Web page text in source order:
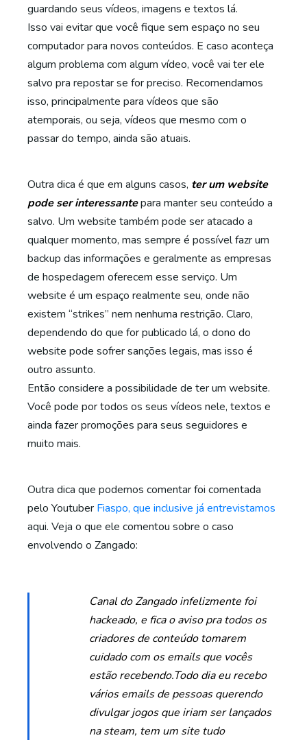
guardando seus vídeos, imagens e textos lá.
Isso vai evitar que você fique sem espaço no seu
computador para novos conteúdos. E caso aconteça
algum problema com algum vídeo, você vai ter ele
salvo pra repostar se for preciso. Recomendamos
isso, principalmente para vídeos que são
atemporais, ou seja, vídeos que mesmo com o
passar do tempo, ainda são atuais.
Outra dica é que em alguns casos, ter um website
pode ser interessantepara manter seu conteúdo a
salvo. Um website também pode ser atacado a
qualquer momento, mas sempre é possível fazr um
backup das informações e geralmente as empresas
de hospedagem oferecem esse serviço. Um
website é um espaço realmente seu, onde não
existem “strikes” nem nenhuma restrição. Claro,
dependendo do que for publicado lá, o dono do
website pode sofrer sanções legais, mas isso é
outro assunto.
Então considere a possibilidade de ter um website.
Você pode por todos os seus vídeos nele, textos e
ainda fazer promoções para seus seguidores e
muito mais.
Outra dica que podemos comentar foi comentada
pelo Youtuber Fiaspo, que inclusive já entrevistamos
aqui. Veja o que ele comentou sobre o caso
envolvendo o Zangado:
Canal do Zangado infelizmente foi
hackeado, e fica o aviso pra todos os
criadores de conteúdo tomarem
cuidado com os emails que vocês
estão recebendo.Todo dia eu recebo
vários emails de pessoas querendo
divulgar jogos que iriam ser lançados
na steam, tem um site tudo